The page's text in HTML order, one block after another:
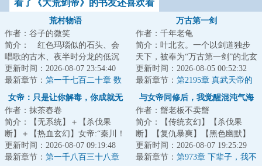
看了《大荒剑帝》的书友还喜欢看
荒村物语
作者：谷子的微笑
简介： 红色玛瑙似的石头、会
唱歌的古木、夜半时分龙的低沉
的吼叫、以及阴森的密林中的鬼
怪……以及他，...
更新时间：2026-08-07 23:54:40
最新章节： 第一千七百二十章 数
钱
万古第一剑
作者：千年老龟
简介：叶北玄。一个以剑道独步
天下，被奉为“万古第一剑”的北玄
剑帝，独尊虚神界。凭借着一枚
圣道果，他...
更新时间：2026-08-05 00:52:32
最新章节： 第2195章 真武天帝的
一缕意志！
女帝：只是让你解毒，你成就无
上仙帝
作者：抹茶春卷
简介：【无系统】＋【杀伐果
断】＋【热血玄幻】女帝:“秦川！
你是我的！”秦川:“……”少年秦川
惨遭暗算...
更新时间：2026-08-07 09:19:48
最新章节： 第一千八百三十八章
与女帝同修后，我觉醒混沌气海
作者：蟹老板不卖蟹
简介：【传统玄幻】【杀伐果
断】【复仇暴爽】【黑色幽默】
【多女主】&lt;br/&gt;秦无夜望着
扑来的三女帝...
更新时间：2026-08-07 19:25:29
最新章节： 第973章 下辈子，我不